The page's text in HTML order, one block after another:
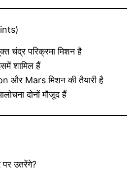
चंद्र परिक्रमा मिशन है
शामिल हैं
और Mars मिशन की तैयारी है
दोनों मौजूद हैं
पर उतरेंगे?